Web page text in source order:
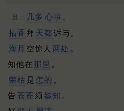
旦： 几多 心事 。
拈香 拜 天都诉与。
海月 空惊人 两处 。
知他在 那里 。
荣枯 是 怎的 。
告 苍苍 须 鉴知 。